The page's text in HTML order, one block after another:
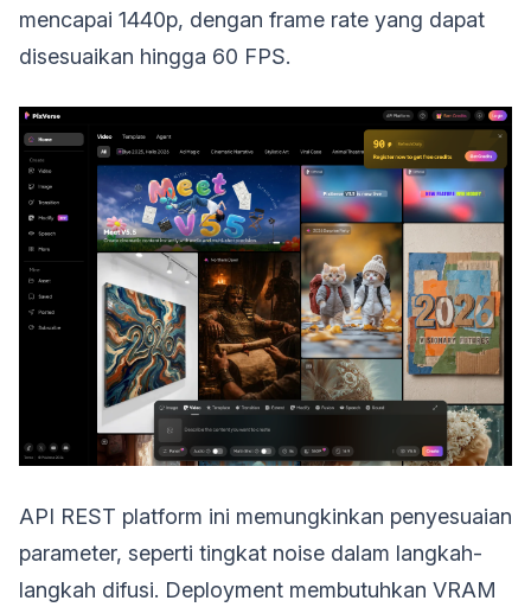
mencapai 1440p, dengan frame rate yang dapat
disesuaikan hingga 60 FPS.
API REST platform ini memungkinkan penyesuaian
parameter, seperti tingkat noise dalam langkah-
langkah difusi. Deployment membutuhkan VRAM